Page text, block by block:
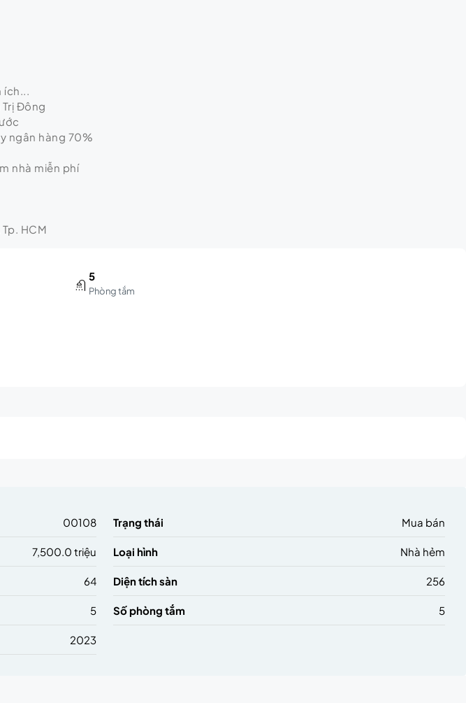
ích...
Đông
ngân hàng 70%
nhà miễn phí
HCM
5
Phòng tắm
00108 Trạng thái Mua bán
7,500.0 triệu Loại hình Nhà hẻm
64 Diện tích sàn 256
5 Số phòng tắm 5
2023